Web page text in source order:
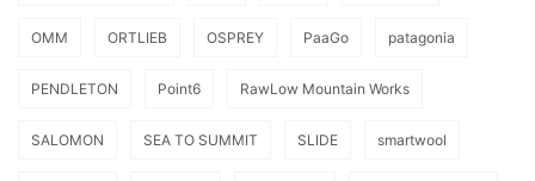
OMM ORTLIEB OSPREY PaaGo patagonia
PENDLETON Point6 RawLow Mountain Works
SALOMON SEA TO SUMMIT SLIDE smartwool